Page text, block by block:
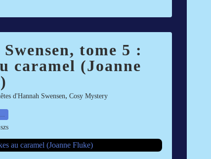
tome 5 :
caramel (Joanne
d'Hannah Swensen, Cosy Mystery
…